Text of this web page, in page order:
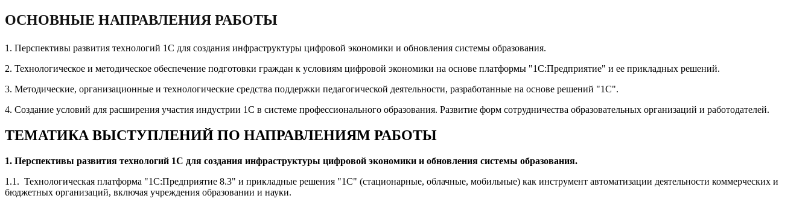
ОСНОВНЫЕ НАПРАВЛЕНИЯ РАБОТЫ
1. Перспективы развития технологий 1С для создания инфраструктуры цифровой экономики и обновления системы образования.
2. Технологическое и методическое обеспечение подготовки граждан к условиям цифровой экономики на основе платформы "1С:Предприятие" и ее прикладных решений.
3. Методические, организационные и технологические средства поддержки педагогической деятельности, разработанные на основе решений "1С".
4. Создание условий для расширения участия индустрии 1С в системе профессионального образования. Развитие форм сотрудничества образовательных организаций и работодателей.
ТЕМАТИКА ВЫСТУПЛЕНИЙ ПО НАПРАВЛЕНИЯМ РАБОТЫ
1. Перспективы развития технологий 1С для создания инфраструктуры цифровой экономики и обновления системы образования.
1.1. Технологическая платформа "1С:Предприятие 8.3" и прикладные решения "1С" (стационарные, облачные, мобильные) как инструмент автоматизации деятельности коммерческих и
бюджетных организаций, включая учреждения образовании и науки.